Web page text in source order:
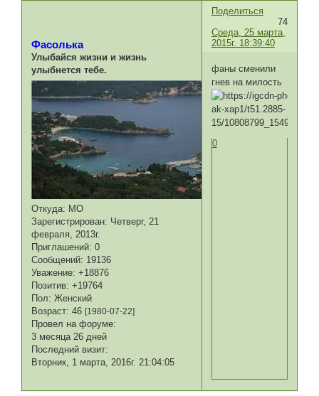
Поделиться
74
Среда, 25 марта,
2015г. 18:39:40
Фасолька
Улыбайся жизни и жизнь
улыбнется тебе.
Откуда: МО
Зарегистрирован: Четверг, 21
февраля, 2013г.
Приглашений: 0
Сообщений: 19136
Уважение: +18876
Позитив: +19764
Пол: Женский
Возраст: 46[1980-07-22]
Провел на форуме:
3 месяца 26 дней
Последний визит:
Вторник, 1 марта, 2016г. 21:04:05
фаны сменили
гнев на милость
0